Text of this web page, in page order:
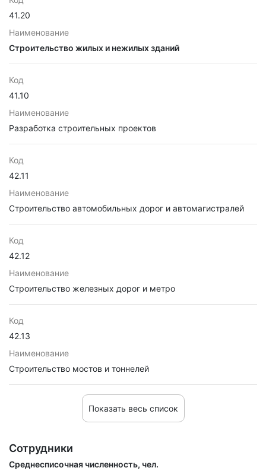
41.20
Наименование
Строительство жилых и нежилых зданий
Код
41.10
Наименование
Разработка строительных проектов
Код
42.11
Наименование
Строительство автомобильных дорог и автомагистралей
Код
42.12
Наименование
Строительство железных дорог и метро
Код
42.13
Наименование
Строительство мостов и тоннелей
Показать весь список
Сотрудники
Среднесписочная численность, чел.